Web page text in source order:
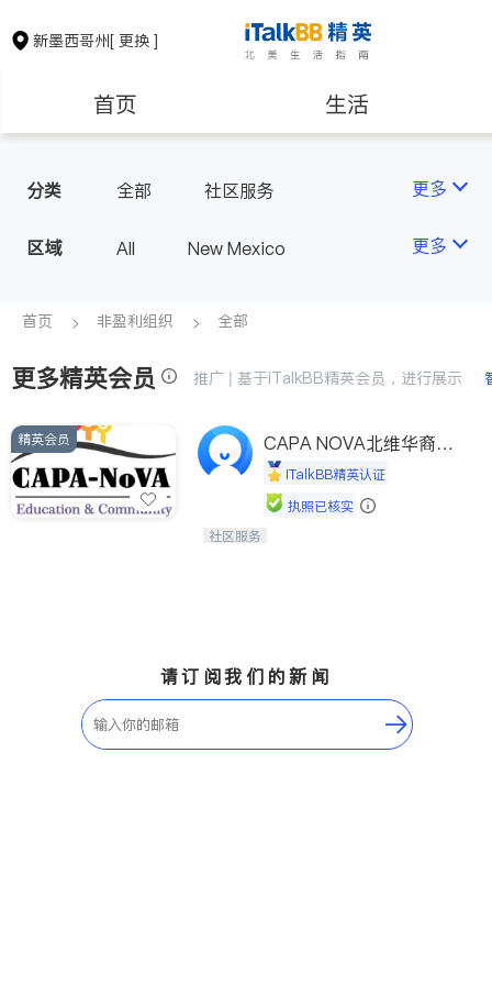
新墨西哥州[ 更换 ]
首页 生活
房地产租售
教育
非盈利组织
分类 全部 社区服务 更多
区域 All New Mexico 更多
首页 非盈利组织 全部
更多精英会员 推广 | 基于iTalkBB精英会员，进行展示
精英会员
CAPA NOVA北维华裔家
长会iTalkBB精英认证
执照已核实
连接家长与社会，赋能孩子与下一代，
社区服务
请订阅我们的新闻